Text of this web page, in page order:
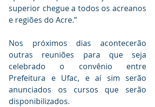
superior chegue a todos os acreanos
e regiões do Acre.”
Nos próximos dias acontecerão
outras reuniões para que seja
celebrado o convênio entre
Prefeitura e Ufac, e aí sim serão
anunciados os cursos que serão
disponibilizados.